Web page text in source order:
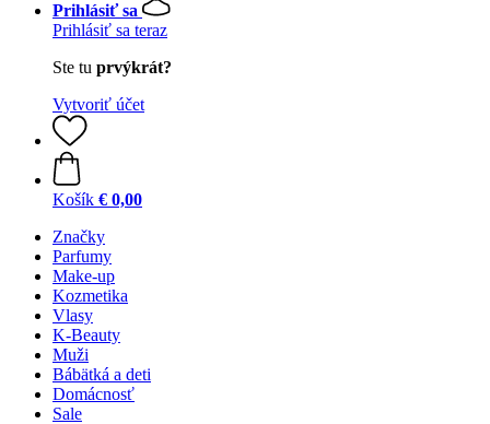
Prihlásiť sa
Prihlásiť sa teraz
Ste tu prvýkrát?
Vytvoriť účet
Košík € 0,00
Značky
Parfumy
Make-up
Kozmetika
Vlasy
K-Beauty
Muži
Bábätká a deti
Domácnosť
Sale